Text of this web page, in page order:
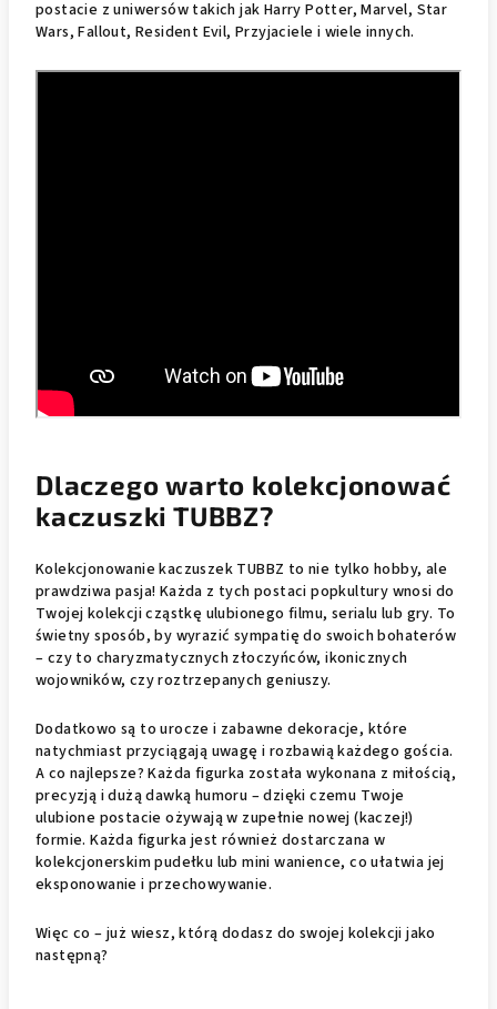
postacie z uniwersów takich jak Harry Potter, Marvel, Star
Wars, Fallout, Resident Evil, Przyjaciele i wiele innych.
Dlaczego warto kolekcjonować
kaczuszki TUBBZ?
Kolekcjonowanie kaczuszek TUBBZ to nie tylko hobby, ale
prawdziwa pasja! Każda z tych postaci popkultury wnosi do
Twojej kolekcji cząstkę ulubionego filmu, serialu lub gry. To
świetny sposób, by wyrazić sympatię do swoich bohaterów
– czy to charyzmatycznych złoczyńców, ikonicznych
wojowników, czy roztrzepanych geniuszy.
Dodatkowo są to urocze i zabawne dekoracje, które
natychmiast przyciągają uwagę i rozbawią każdego gościa.
A co najlepsze? Każda figurka została wykonana z miłością,
precyzją i dużą dawką humoru – dzięki czemu Twoje
ulubione postacie ożywają w zupełnie nowej (kaczej!)
formie. Każda figurka jest również dostarczana w
kolekcjonerskim pudełku lub mini wanience, co ułatwia jej
eksponowanie i przechowywanie.
Więc co – już wiesz, którą dodasz do swojej kolekcji jako
następną?